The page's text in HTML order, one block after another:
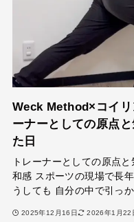
Weck Method×コイ
ーナーとしての原点
た日
トレーナーとしての原点
和感 スポーツの現場で長
うしても 自分の中で引っ
2025年12月16日 2026年1月22